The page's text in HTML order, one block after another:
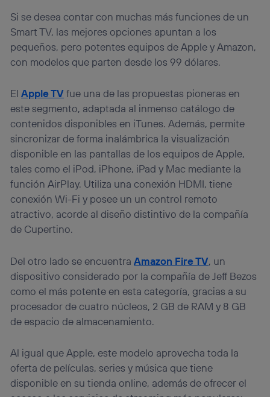
Si se desea contar con muchas más funciones de un
Smart TV, las mejores opciones apuntan a los
pequeños, pero potentes equipos de Apple y Amazon,
con modelos que parten desde los 99 dólares.
ElApple TVfue una de las propuestas pioneras en
este segmento, adaptada al inmenso catálogo de
contenidos disponibles en iTunes. Además, permite
sincronizar de forma inalámbrica la visualización
disponible en las pantallas de los equipos de Apple,
tales como el iPod, iPhone, iPad y Mac mediante la
función AirPlay. Utiliza una conexión HDMI, tiene
conexión Wi-Fi y posee un un control remoto
atractivo, acorde al diseño distintivo de la compañía
de Cupertino.
Del otro lado se encuentraAmazon Fire TV, un
dispositivo considerado por la compañía de Jeff Bezos
como el más potente en esta categoría, gracias a su
procesador de cuatro núcleos, 2 GB de RAM y 8 GB
de espacio de almacenamiento.
Al igual que Apple, este modelo aprovecha toda la
oferta de películas, series y música que tiene
disponible en su tienda online, además de ofrecer el